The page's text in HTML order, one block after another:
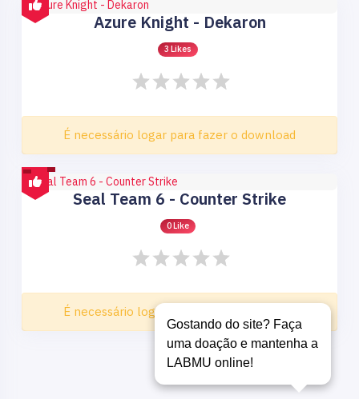
Azure Knight - Dekaron
3 Likes
É necessário logar para fazer o download
Seal Team 6 - Counter Strike
0 Like
É necessário logar para fazer o download
Gostando do site? Faça
uma doação e mantenha a
LABMU online!